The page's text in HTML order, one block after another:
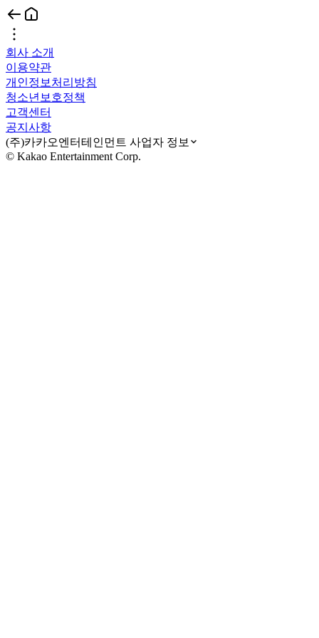
회사 소개
이용약관
개인정보처리방침
청소년보호정책
고객센터
공지사항
(주)카카오엔터테인먼트 사업자 정보
© Kakao Entertainment Corp.